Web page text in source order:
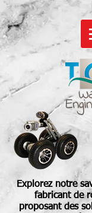
Explorez notre
fabricant de
proposant des